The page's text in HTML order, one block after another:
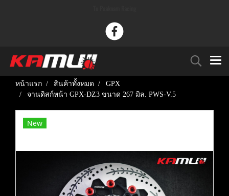
หน้าแรก สินค้าทั้งหมด
GPX
จานดิสก์หน้า GPX-DZ3 ขนาด 267 มิล. PWS-V.5
New